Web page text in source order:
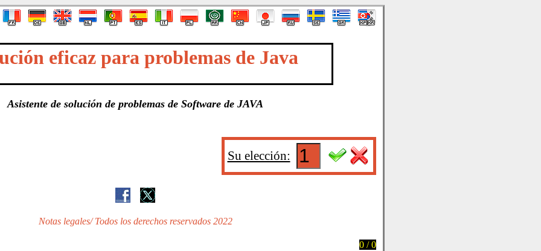
eficaz para problemas de Java
Asistente de solución de problemas de Software de JAVA
Su elección:
Notas legales/ Todos los derechos reservados 2022
0 / 0